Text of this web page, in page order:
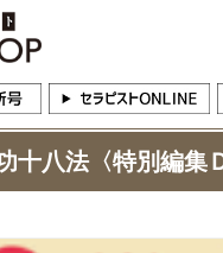
十八法〈特別編集